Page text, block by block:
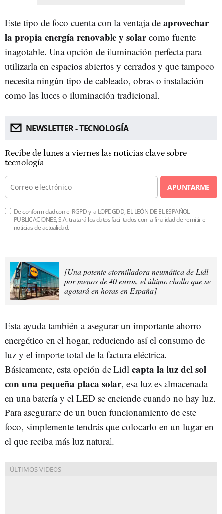
Este tipo de foco cuenta con la ventaja de aprovechar
la propia energía renovable y solarcomo fuente
inagotable. Una opción de iluminación perfecta para
utilizarla en espacios abiertos y cerrados y que tampoco
necesita ningún tipo de cableado, obras o instalación
como las luces o iluminación tradicional.
NEWSLETTER - TECNOLOGÍA
Recibe de lunes a viernes las noticias clave sobre
tecnología
APUNTARME
De conformidad con el RGPD y la LOPDGDD, EL LEÓN DE EL ESPAÑOL
PUBLICACIONES, S.A. tratará los datos facilitados con la finalidad de remitirle
noticias de actualidad.
[Una potente atornilladora neumática de Lidl
por menos de 40 euros, el último chollo que se
agotará en horas en España]
Esta ayuda también a asegurar un importante ahorro
energético en el hogar, reduciendo así el consumo de
luz y el importe total de la factura eléctrica.
Básicamente, esta opción de Lidl capta la luz del sol
con una pequeña placa solar, esa luz es almacenada
en una batería y el LED se enciende cuando no hay luz.
Para asegurarte de un buen funcionamiento de este
foco, simplemente tendrás que colocarlo en un lugar en
el que reciba más luz natural.